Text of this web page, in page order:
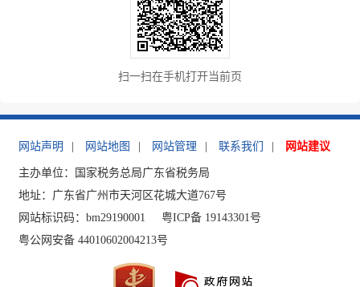
扫一扫在手机打开当前页
网站声明 网站地图 网站管理 联系我们 网站建议
主办单位：国家税务总局广东省税务局
地址：广东省广州市天河区花城大道767号
网站标识码：bm29190001
粤ICP备 19143301号
粤公网安备 44010602004213号